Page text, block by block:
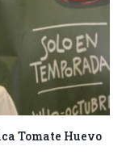
Tomate Huevo